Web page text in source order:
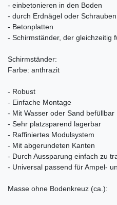
- einbetonieren in den Boden
- durch Erdnägel oder
- Betonplatten
- Schirmständer, der gleichzeitig
Schirmständer:
Farbe: anthrazit
- Robust
- Einfache Montage
- Mit Wasser oder Sand befüllbar
- Sehr platzsparend lagerbar
- Raffiniertes Modulsystem
- Mit abgerundeten Kanten
- Durch Aussparung einfach zu
- Universal passend für Ampel-
Masse ohne Bodenkreuz (ca.):